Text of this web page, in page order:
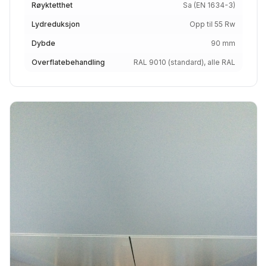
Røyktetthet Sa (EN 1634-3)
Lydreduksjon Opp til 55 Rw
Dybde 90 mm
Overflatebehandling RAL 9010 (standard), alle RAL